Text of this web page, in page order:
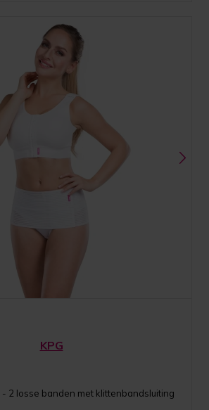
KPG
2 losse banden met klittenbandsluiting